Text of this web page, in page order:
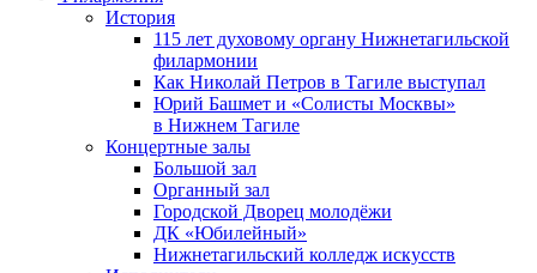
История
115 лет духовому органу Нижнетагильской
филармонии
Как Николай Петров в Тагиле выступал
Юрий Башмет и «Солисты Москвы»
в Нижнем Тагиле
Концертные залы
Большой зал
Органный зал
Городской Дворец молодёжи
ДК «Юбилейный»
Нижнетагильский колледж искусств